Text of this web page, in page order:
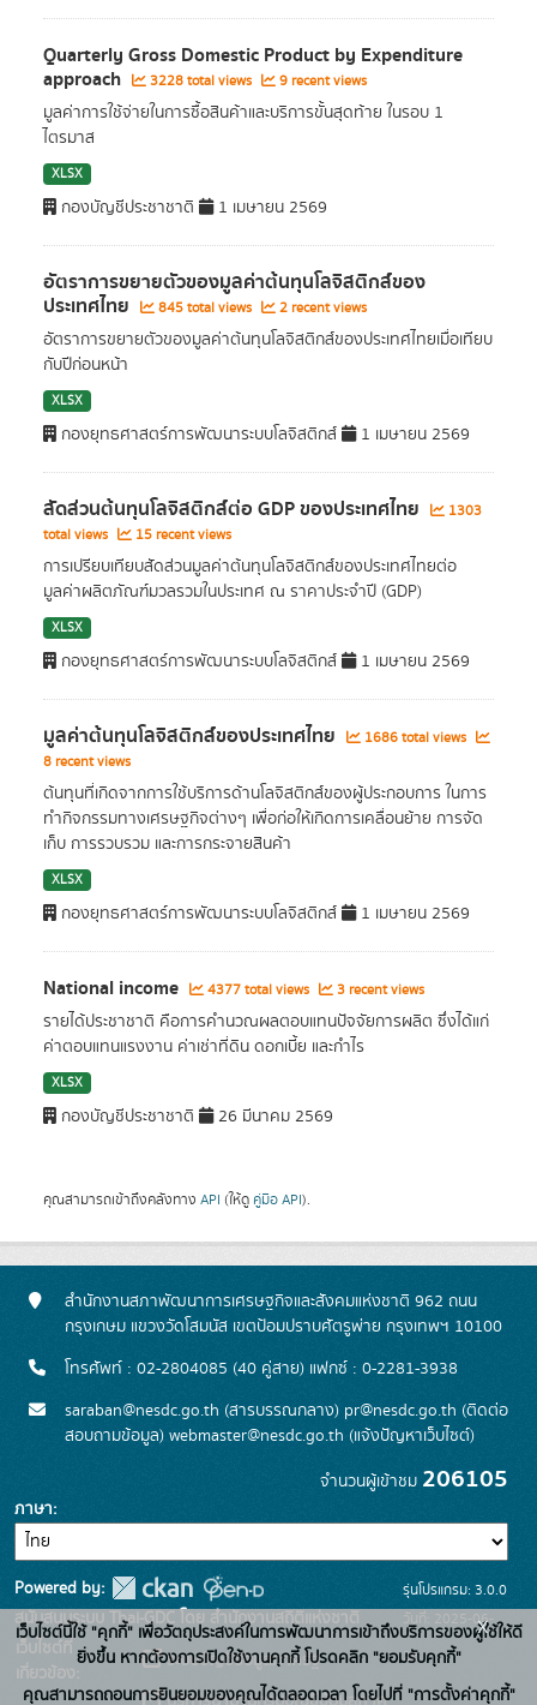
Quarterly Gross Domestic Product by Expenditure
approach 3228 total views 9 recent views
มูลค่าการใช้จ่ายในการซื้อสินค้าและบริการขั้นสุดท้าย ในรอบ 1
ไตรมาส
XLSX
กองบัญชีประชาชาติ 1 เมษายน 2569
อัตราการขยายตัวของมูลค่าต้นทุนโลจิสติกส์ของ
ประเทศไทย 845 total views 2 recent views
อัตราการขยายตัวของมูลค่าต้นทุนโลจิสติกส์ของประเทศไทยเมื่อเทียบ
กับปีก่อนหน้า
XLSX
กองยุทธศาสตร์การพัฒนาระบบโลจิสติกส์ 1 เมษายน 2569
สัดส่วนต้นทุนโลจิสติกส์ต่อ GDP ของประเทศไทย
1303
total views
15 recent views
การเปรียบเทียบสัดส่วนมูลค่าต้นทุนโลจิสติกส์ของประเทศไทยต่อ
มูลค่าผลิตภัณฑ์มวลรวมในประเทศ ณ ราคาประจำปี (GDP)
XLSX
กองยุทธศาสตร์การพัฒนาระบบโลจิสติกส์ 1 เมษายน 2569
มูลค่าต้นทุนโลจิสติกส์ของประเทศไทย
1686 total views
8 recent views
ต้นทุนที่เกิดจากการใช้บริการด้านโลจิสติกส์ของผู้ประกอบการ ในการ
ทำกิจกรรมทางเศรษฐกิจต่างๆ เพื่อก่อให้เกิดการเคลื่อนย้าย การจัด
เก็บ การรวบรวม และการกระจายสินค้า
XLSX
กองยุทธศาสตร์การพัฒนาระบบโลจิสติกส์ 1 เมษายน 2569
National income 4377 total views 3 recent views
รายได้ประชาชาติ คือการคำนวณผลตอบแทนปัจจัยการผลิต ซึ่งได้แก่
ค่าตอบแทนแรงงาน ค่าเช่าที่ดิน ดอกเบี้ย และกำไร
XLSX
กองบัญชีประชาชาติ 26 มีนาคม 2569
คุณสามารถเข้าถึงคลังทาง API (ให้ดู คู่มือ API).
สำนักงานสภาพัฒนาการเศรษฐกิจและสังคมแห่งชาติ 962 ถนน
กรุงเกษม แขวงวัดโสมนัส เขตป้อมปราบศัตรูพ่าย กรุงเทพฯ 10100
โทรศัพท์ : 02-2804085 (40 คู่สาย) แฟกซ์ : 0-2281-3938
saraban@nesdc.go.th (สารบรรณกลาง) pr@nesdc.go.th (ติดต่อ
สอบถามข้อมูล) webmaster@nesdc.go.th (แจ้งปัญหาเว็บไซต์)
จำนวนผู้เข้าชม 206105
ภาษา
Powered by:
สนับสนุนระบบ Thai-GDC โดย สำนักงานสถิติแห่งชาติ
เว็บไซต์ที่
เกี่ยวข้อง:
ระบบบัญชีข้อมูลภาครัฐ
รุ่นโปรแกรม: 3.0.0
วันที่: 2025-06-
26
เว็บไซต์นี้ใช้ "คุกกี้" เพื่อวัตถุประสงค์ในการพัฒนาการเข้าถึงบริการของผู้ใช้ให้ดี
ยิ่งขึ้น หากต้องการเปิดใช้งานคุกกี้ โปรดคลิก "ยอมรับคุกกี้"
คุณสามารถถอนการยินยอมของคุณได้ตลอดเวลา โดยไปที่ "การตั้งค่าคุกกี้"
x